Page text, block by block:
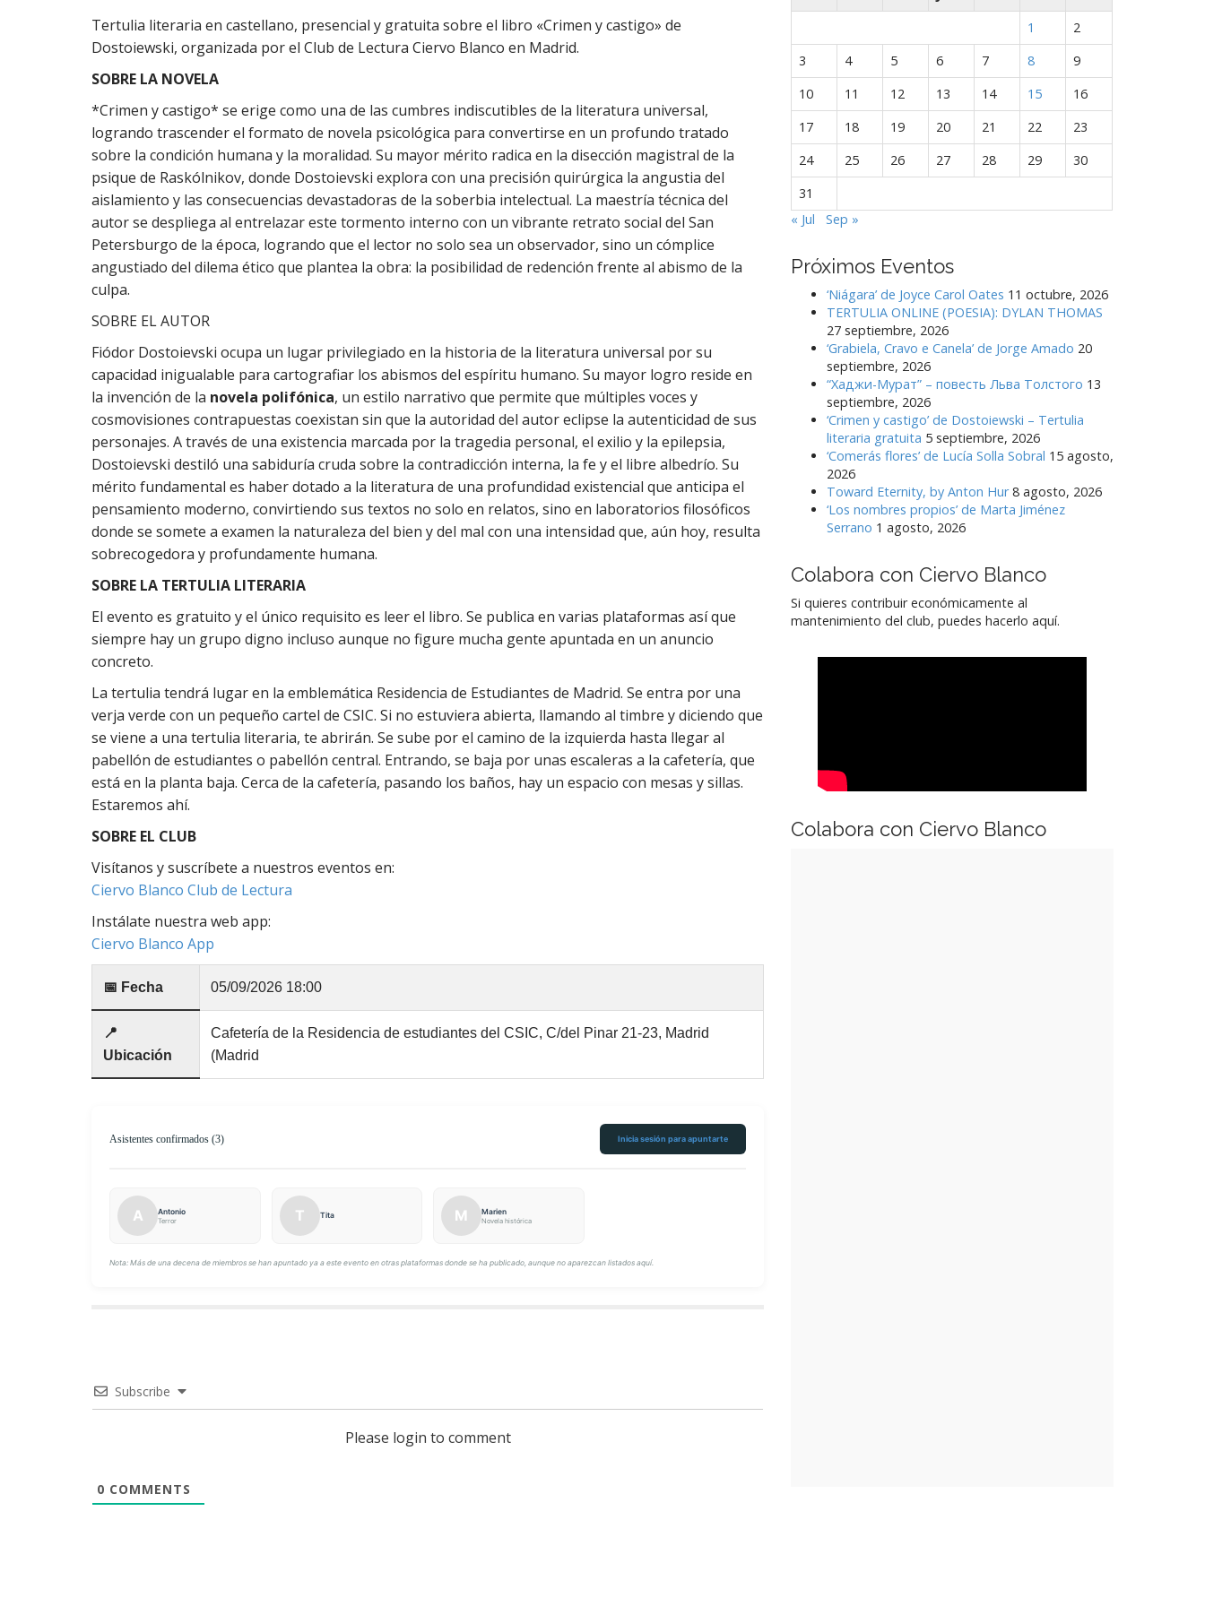
Tertulia literaria en castellano, presencial y gratuita sobre el libro «Crimen y castigo» de
Dostoiewski, organizada por el Club de Lectura Ciervo Blanco en Madrid.
SOBRE LA NOVELA
*Crimen y castigo* se erige como una de las cumbres indiscutibles de la literatura universal,
logrando trascender el formato de novela psicológica para convertirse en un profundo tratado
sobre la condición humana y la moralidad. Su mayor mérito radica en la disección magistral de la
psique de Raskólnikov, donde Dostoievski explora con una precisión quirúrgica la angustia del
aislamiento y las consecuencias devastadoras de la soberbia intelectual. La maestría técnica del
autor se despliega al entrelazar este tormento interno con un vibrante retrato social del San
Petersburgo de la época, logrando que el lector no solo sea un observador, sino un cómplice
angustiado del dilema ético que plantea la obra: la posibilidad de redención frente al abismo de la
culpa.
SOBRE EL AUTOR
Fiódor Dostoievski ocupa un lugar privilegiado en la historia de la literatura universal por su
capacidad inigualable para cartografiar los abismos del espíritu humano. Su mayor logro reside en
la invención de la novela polifónica, un estilo narrativo que permite que múltiples voces y
cosmovisiones contrapuestas coexistan sin que la autoridad del autor eclipse la autenticidad de sus
personajes. A través de una existencia marcada por la tragedia personal, el exilio y la epilepsia,
Dostoievski destiló una sabiduría cruda sobre la contradicción interna, la fe y el libre albedrío. Su
mérito fundamental es haber dotado a la literatura de una profundidad existencial que anticipa el
pensamiento moderno, convirtiendo sus textos no solo en relatos, sino en laboratorios filosóficos
donde se somete a examen la naturaleza del bien y del mal con una intensidad que, aún hoy, resulta
sobrecogedora y profundamente humana.
SOBRE LA TERTULIA LITERARIA
El evento es gratuito y el único requisito es leer el libro. Se publica en varias plataformas así que
siempre hay un grupo digno incluso aunque no figure mucha gente apuntada en un anuncio
concreto.
La tertulia tendrá lugar en la emblemática Residencia de Estudiantes de Madrid. Se entra por una
verja verde con un pequeño cartel de CSIC. Si no estuviera abierta, llamando al timbre y diciendo que
se viene a una tertulia literaria, te abrirán. Se sube por el camino de la izquierda hasta llegar al
pabellón de estudiantes o pabellón central. Entrando, se baja por unas escaleras a la cafetería, que
está en la planta baja. Cerca de la cafetería, pasando los baños, hay un espacio con mesas y sillas.
Estaremos ahí.
SOBRE EL CLUB
Visítanos y suscríbete a nuestros eventos en:
Ciervo Blanco Club de Lectura
Instálate nuestra web app:
Ciervo Blanco App
📅 Fecha 05/09/2026 18:00
📍
Ubicación
Cafetería de la Residencia de estudiantes del CSIC, C/del Pinar 21-23, Madrid
(Madrid
Asistentes confirmados (3) Inicia sesión para apuntarte
A Antonio
Terror T Tita M Marien
Novela histórica
Nota: Más de una decena de miembros se han apuntado ya a este evento en otras plataformas donde se ha publicado, aunque no aparezcan listados aquí.
Subscribe
Please login to comment
0 COMMENTS
1
2
3
4 5 6 7 8
9
10
11 12 13 14 15
16
17
18 19 20 21 22
23
24
25 26 27 28 29
30
31
« Jul
Sep »
Próximos Eventos
‘Niágara’ de Joyce Carol Oates 11 octubre, 2026
TERTULIA ONLINE (POESIA): DYLAN THOMAS
27 septiembre, 2026
‘Grabiela, Cravo e Canela’ de Jorge Amado 20
septiembre, 2026
“Хаджи-Мурат” – повесть Льва Толстого 13
septiembre, 2026
‘Crimen y castigo’ de Dostoiewski – Tertulia
literaria gratuita 5 septiembre, 2026
‘Comerás flores’ de Lucía Solla Sobral 15 agosto,
2026
Toward Eternity, by Anton Hur 8 agosto, 2026
‘Los nombres propios’ de Marta Jiménez
Serrano 1 agosto, 2026
Colabora con Ciervo Blanco
Si quieres contribuir económicamente al
mantenimiento del club, puedes hacerlo aquí.
Colabora con Ciervo Blanco